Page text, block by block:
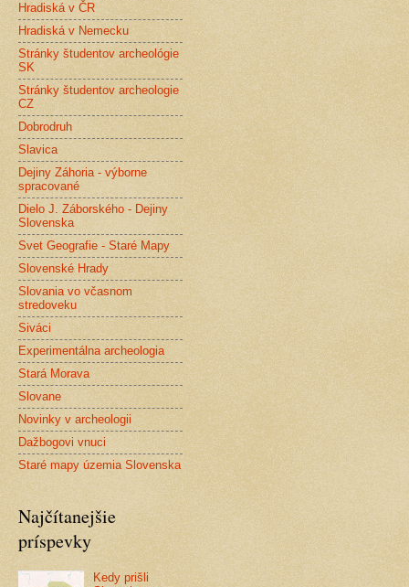
Hradiská v ČR
Hradiská v Nemecku
Stránky študentov archeológie
SK
Stránky študentov archeologie
CZ
Dobrodruh
Slavica
Dejiny Záhoria - výborne
spracované
Dielo J. Záborského - Dejiny
Slovenska
Svet Geografie - Staré Mapy
Slovenské Hrady
Slovania vo včasnom
stredoveku
Siváci
Experimentálna archeologia
Stará Morava
Slovane
Novinky v archeologii
Dažbogovi vnuci
Staré mapy územia Slovenska
Najčítanejšie
príspevky
Kedy prišli